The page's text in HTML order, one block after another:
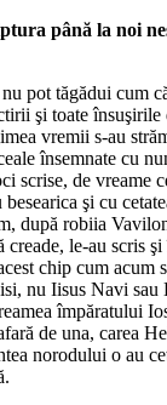
până la noi
pot tăgădui cum
şi toate însuşirile
vremii s-au
însemnate cu
scrise, de vreame
şi cu
după robiia
creade, le-au scris
chip cum acum
nu Iisus Navi
împăratului
de una, carea
norodului o au